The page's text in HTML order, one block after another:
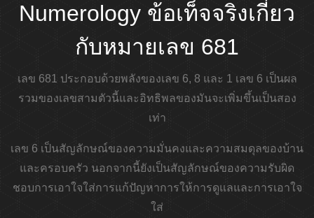
Numerology ข้อเท็จจริงเกี่ยว
กับหมายเลข 681
เลข 681 ประกอบด้วยพลังของเลข 6, 8 และ 1 เลข 6 เป็นผล
รวมของเลขสามตัวนี้และอิทธิพลของมันจะเพิ่มขึ้นเป็นสอง
เท่า
เลข 6 เป็นสัญลักษณ์ของความมั่นคงและความสมดุลของบ้าน
และครอบครัว นอกจากนี้ยังเป็นสัญลักษณ์ของความรับผิด
ชอบการเอาใจใส่การแก้ปัญหาการให้การดูแลและการเอาใจ
ใส่